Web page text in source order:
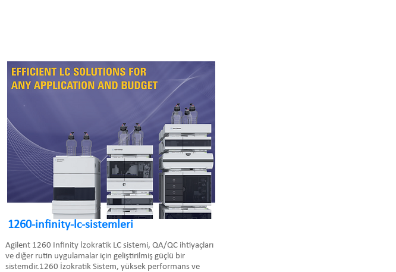
1260-infinity-lc-sistemleri
Agilent 1260 Infinity İzokratik LC sistemi, QA/QC ihtiyaçları
ve diğer rutin uygulamalar için geliştirilmiş güçlü bir
sistemdir.1260 İzokratik Sistem, yüksek performans ve